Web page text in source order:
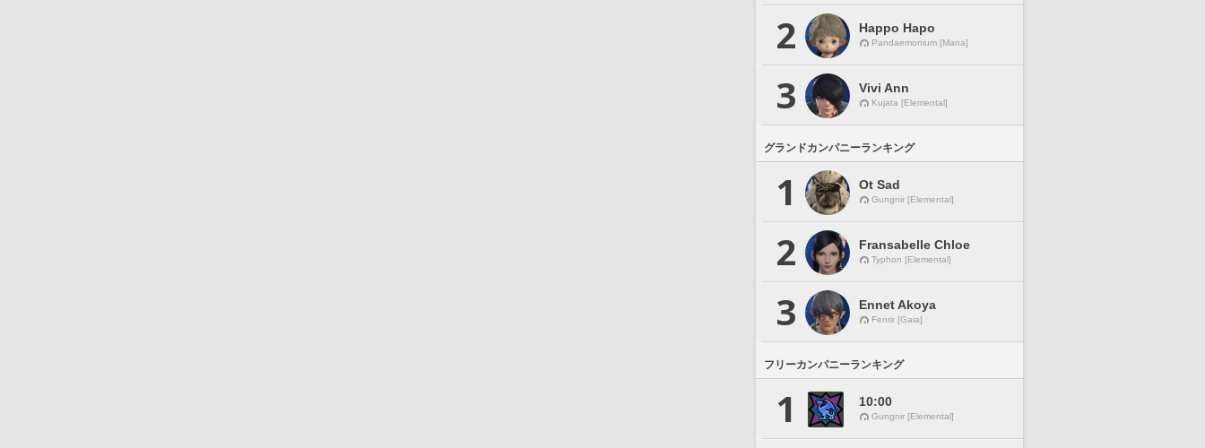
2 Happo Hapo
Pandaemonium [Mana]
3 Vivi Ann
Kujata [Elemental]
グランドカンパニーランキング
1 Ot Sad
Gungnir [Elemental]
2 Fransabelle Chloe
Typhon [Elemental]
3 Ennet Akoya
Fenrir [Gaia]
フリーカンパニーランキング
1 10:00
Gungnir [Elemental]